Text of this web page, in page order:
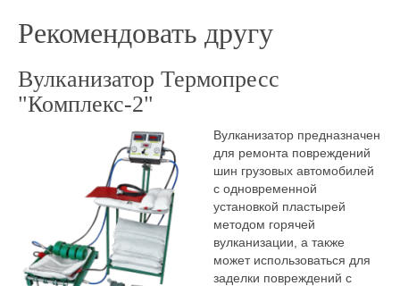
Рекомендовать другу
Вулканизатор Термопресс
"Комплекс-2"
Вулканизатор предназначен
для ремонта повреждений
шин грузовых автомобилей
с одновременной
установкой пластырей
методом горячей
вулканизации, а также
может использоваться для
заделки повреждений с